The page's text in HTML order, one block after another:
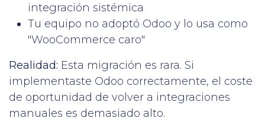
integración sistémica
Tu equipo no adoptó Odoo y lo usa como
"WooCommerce caro"
Realidad: Esta migración es rara. Si
implementaste Odoo correctamente, el coste
de oportunidad de volver a integraciones
manuales es demasiado alto.